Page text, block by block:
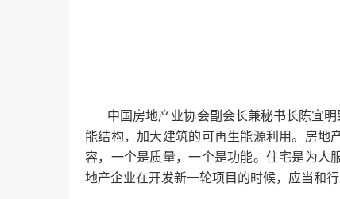
中国房地产业协会副会长兼秘书长陈宜明
能结构，加大建筑的可再生能源利用。房地
容，一个是质量，一个是功能。住宅是为人
地产企业在开发新一轮项目的时候，应当和